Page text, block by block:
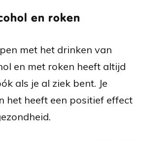
en roken
met het drinken van
en met roken heeft altijd
als je al ziek bent. Je
het heeft een positief effect